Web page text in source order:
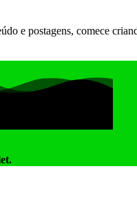
e postagens, comece